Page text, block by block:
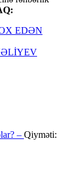
EDƏN
– Qiyməti: